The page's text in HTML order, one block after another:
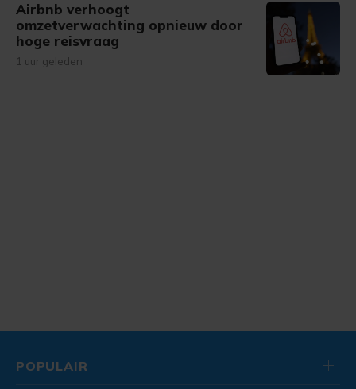
Airbnb verhoogt
omzetverwachting opnieuw door
hoge reisvraag
1 uur geleden
POPULAIR